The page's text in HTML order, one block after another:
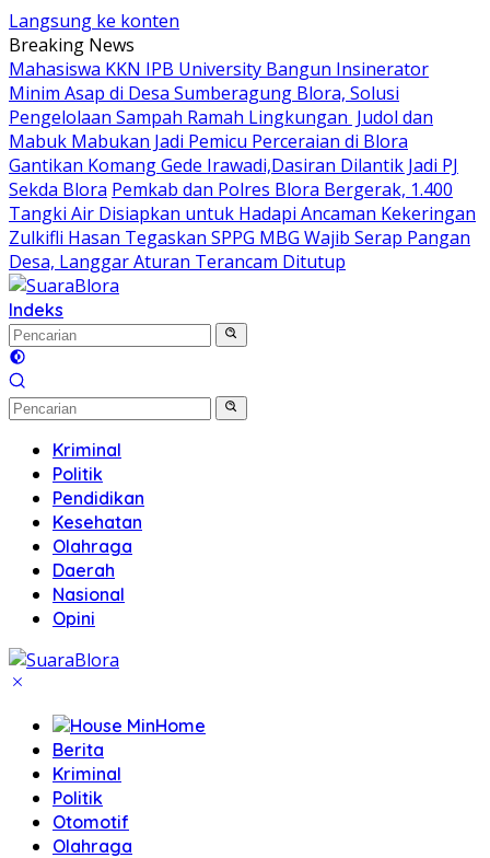
Langsung ke konten
Breaking News
Mahasiswa KKN IPB University Bangun Insinerator
Minim Asap di Desa Sumberagung Blora, Solusi
Pengelolaan Sampah Ramah Lingkungan ‎ Judol dan
Mabuk Mabukan Jadi Pemicu Perceraian di Blora
Gantikan Komang Gede Irawadi,Dasiran Dilantik Jadi PJ
Sekda Blora Pemkab dan Polres Blora Bergerak, 1.400
Tangki Air Disiapkan untuk Hadapi Ancaman Kekeringan
Zulkifli Hasan Tegaskan SPPG MBG Wajib Serap Pangan
Desa, Langgar Aturan Terancam Ditutup
Indeks
Kriminal
Politik
Pendidikan
Kesehatan
Olahraga
Daerah
Nasional
Opini
Home
Berita
Kriminal
Politik
Otomotif
Olahraga